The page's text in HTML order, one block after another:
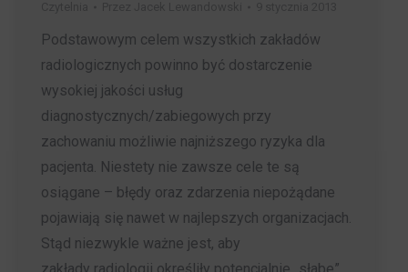
Podstawowym celem wszystkich zakładów
radiologicznych powinno być dostarczenie
wysokiej jakości usług
diagnostycznych/zabiegowych przy
zachowaniu możliwie najniższego ryzyka dla
pacjenta. Niestety nie zawsze cele te są
osiągane – błędy oraz zdarzenia niepożądane
pojawiają się nawet w najlepszych organizacjach.
Stąd niezwykle ważne jest, aby